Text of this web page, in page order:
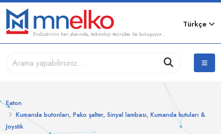
Endüstrinin her alanında, teknoloji tecrübe ile buluşuyor...
Türkçe
Eaton
Kumanda butonları, Pako şalter, Sinyal lambası, Kumanda kutuları &
Joystik